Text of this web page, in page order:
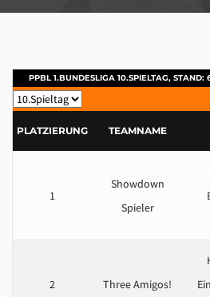
PPBL 1.BUNDESLIGA 10.SPIELTAG, STAND:
PLATZIERUNG TEAMNAME
1
Showdown
Spieler
2 Three Amigos!